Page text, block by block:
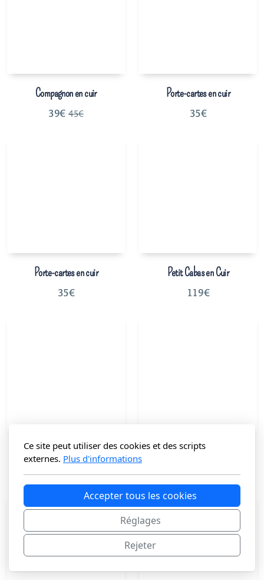
Compagnon en cuir
39€ 45€
Porte-cartes en cuir
35€
Porte-cartes en cuir
35€
Petit Cabas en Cuir
119€
Besace en cuir
99€
Cabas en Cuir KORBON
125€
Ce site peut utiliser des cookies et des scripts
externes. Plus d'informations
Accepter tous les cookies
Réglages
Rejeter